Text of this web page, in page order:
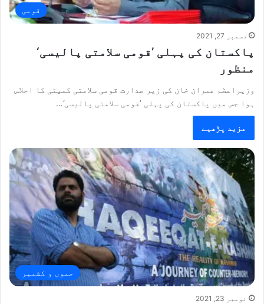
قومی
دسمبر 27, 2021
پاکستان کی پہلی ’قومی سلامتی پالیسی‘
منظور
وزیراعظم عمران خان کی زیر صدارت قومی سلامتی کمیٹی کا اجلاس
ہوا جس میں پاکستان کی پہلی ’قومی سلامتی پالیسی‘…
مزید پڑھیے
جموں و کشمیر
نومبر 23, 2021